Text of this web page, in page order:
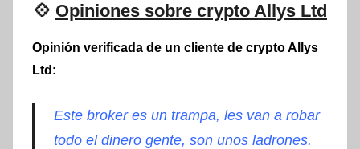
💠 Opiniones sobre crypto Allys Ltd
Opinión verificada de un cliente de crypto Allys
Ltd :
Este broker es un trampa, les van a robar
todo el dinero gente, son unos ladrones.